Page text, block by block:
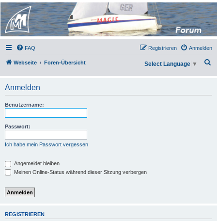
Micro Magic Forum
Deutschland
FAQ Anmelden
Registrieren
Webseite Foren-Übersicht
h
Select Language ▼
Anmelden
Benutzername:
Passwort:
Ich habe mein Passwort vergessen
Angemeldet bleiben
Meinen Online-Status während dieser Sitzung verbergen
REGISTRIEREN